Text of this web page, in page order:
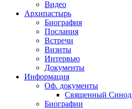
Видео
Архипастырь
Биография
Послания
Встречи
Визиты
Интервью
Документы
Информация
Оф. документы
Священный Синод
Биографии